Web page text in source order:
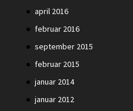
april 2016
februar 2016
september 2015
februar 2015
januar 2014
januar 2012